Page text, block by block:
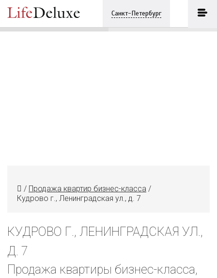
Санкт-Петербург
/ Продажа квартир бизнес-класса /
Кудрово г., Ленинградская ул., д. 7
КУДРОВО Г., ЛЕНИНГРАДСКАЯ УЛ.,
Д. 7
Продажа квартиры бизнес-класса,
Кудрово г., Ленинградская ул., д. 7
+7 (812) 3330243 ПОЗВОНИТЬ